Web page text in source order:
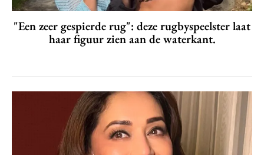
"Een zeer gespierde rug": deze rugbyspeelster laat
haar figuur zien aan de waterkant.